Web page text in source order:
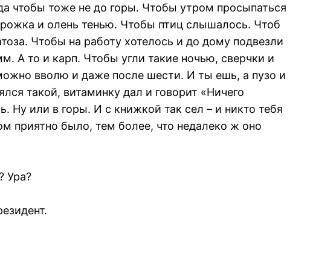
чтобы тоже не до горы. Чтобы утром просыпаться
и олень тенью. Чтобы птиц слышалось. Чтоб
Чтобы на работу хотелось и до дому подвезли
А то и карп. Чтобы угли такие ночью, сверчки и
вволю и даже после шести. И ты ешь, а пузо и
такой, витаминку дал и говорит «Ничего
Ну или в горы. И с книжкой так сел – и никто тебя
приятно было, тем более, что недалеко ж оно
Ура?